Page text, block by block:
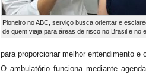
Pioneiro no ABC, serviço busca orientar e
de quem viaja para áreas de risco no Brasil e no
para proporcionar melhor entendimento e
O ambulatório funciona mediante